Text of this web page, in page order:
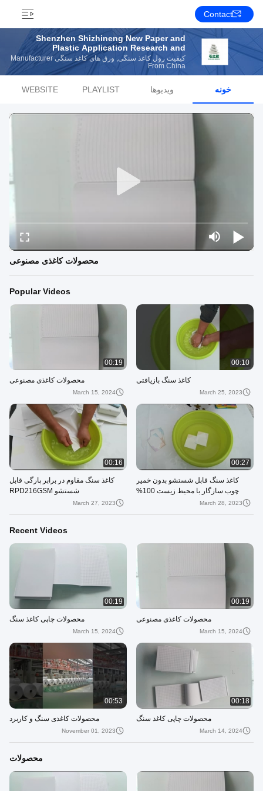
Contact
Shenzhen Shizhineng New Paper and
Plastic Application Research and
Development Co., Ltd
کیفیت رول کاغذ سنگی, ورق های کاغذ سنگی Manufacturer
From China
خونه ویدیوها PLAYLIST
WEBSITE
محصولات کاغذی مصنوعی
Popular Videos
00:10
کاغذ سنگ بازیافتی
March 25, 2023
00:19
محصولات کاغذی مصنوعی
March 15, 2024
00:27
کاغذ سنگ قابل شستشو بدون خمیر
چوب سازگار با محیط زیست 100%
March 28, 2023
00:16
کاغذ سنگ مقاوم در برابر پارگی قابل
شستشو RPD216GSM
March 27, 2023
Recent Videos
00:19
محصولات کاغذی مصنوعی
March 15, 2024
00:19
محصولات چاپی کاغذ سنگ
March 15, 2024
00:18
محصولات چاپی کاغذ سنگ
March 14, 2024
00:53
محصولات کاغذی سنگ و کاربرد
November 01, 2023
محصولات